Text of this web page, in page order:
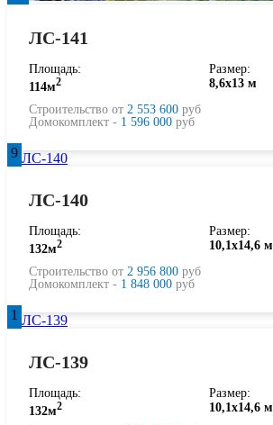
ЛС-141
Площадь:
114м2
Размер:
8,6х13 м
Строительство от 2 553 600 руб
Домокомплект - 1 596 000 руб
9
ЛС-140
Площадь:
132м2
Размер:
10,1х14,6 м
Строительство от 2 956 800 руб
Домокомплект - 1 848 000 руб
1
ЛС-139
Площадь:
132м2
Размер:
10,1х14,6 м